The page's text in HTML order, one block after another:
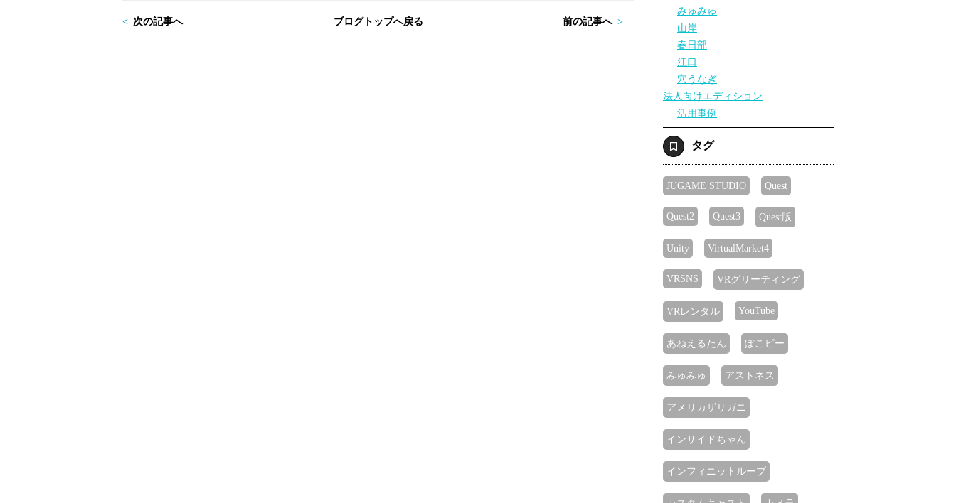
次の記事へ ブログトップへ戻る 前の記事へ
みゅみゅ
山岸
春日部
江口
穴うなぎ
法人向けエディション
活用事例
タグ
JUGAME STUDIO Quest
Quest2 Quest3 Quest版
Unity VirtualMarket4
VRSNS VRグリーティング
VRレンタル YouTube
あねえるたん ぽこピー
みゅみゅ アストネス
アメリカザリガニ
インサイドちゃん
インフィニットループ